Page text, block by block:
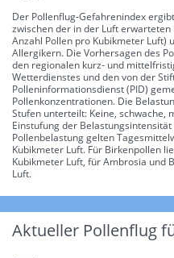
Der Pollenflug-Gefahrenindex
zwischen der in der Luft
Anzahl Pollen pro Kubikmeter Luft)
Allergikern. Die Vorhersagen des
den regionalen kurz- und
Wetterdienstes und den von der
Polleninformationsdienst (PID)
Pollenkonzentrationen. Die
Stufen unterteilt: Keine, schwache,
Einstufung der
Pollenbelastung gelten
Kubikmeter Luft. Für Birkenpollen
Kubikmeter Luft, für Ambrosia und
Luft.
Aktueller Pollenflug